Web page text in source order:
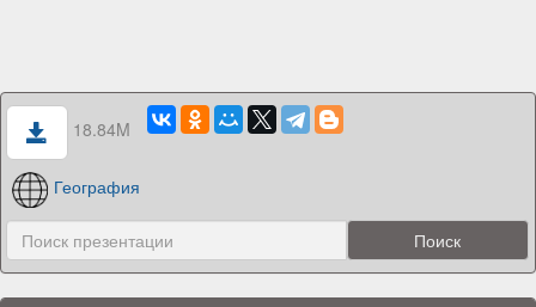
18.84M
География